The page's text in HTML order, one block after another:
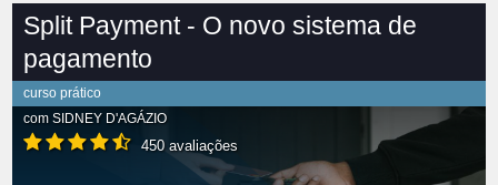
Split Payment - O novo sistema de
pagamento
curso prático
com SIDNEY D'AGÁZIO
450 avaliações